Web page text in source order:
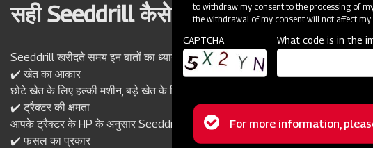
सही Seeddrill कैसे चुनें?
Seeddrill खरीदते समय इन बातों का ध्यान रखें:
✔️ खेत का आकार
छोटे खेत के लिए हल्की मशीन, बड़े खेत के लिए हैवी ड्यूटी मॉडल।
✔️ ट्रैक्टर की क्षमता
आपके ट्रैक्टर के HP के अनुसार Seeddrill चुनें।
✔️ फसल का प्रकार
to withdraw my consent to the processing of
the withdrawal of my consent will not affect
CAPTCHA What code is in the
Status
For more information,